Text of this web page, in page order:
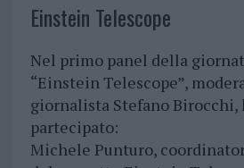
Einstein Telescope
Nel primo panel della
“Einstein Telescope”,
giornalista Stefano Birocchi,
partecipato:
Michele Punturo,